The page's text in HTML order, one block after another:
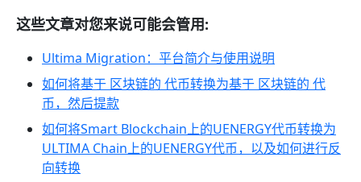
这些文章对您来说可能会管用:
Ultima Migration：平台简介与使用说明
如何将基于 区块链的 代币转换为基于 区块链的 代
币，然后提款
如何将Smart Blockchain上的UENERGY代币转换为
ULTIMA Chain上的UENERGY代币，以及如何进行反
向转换